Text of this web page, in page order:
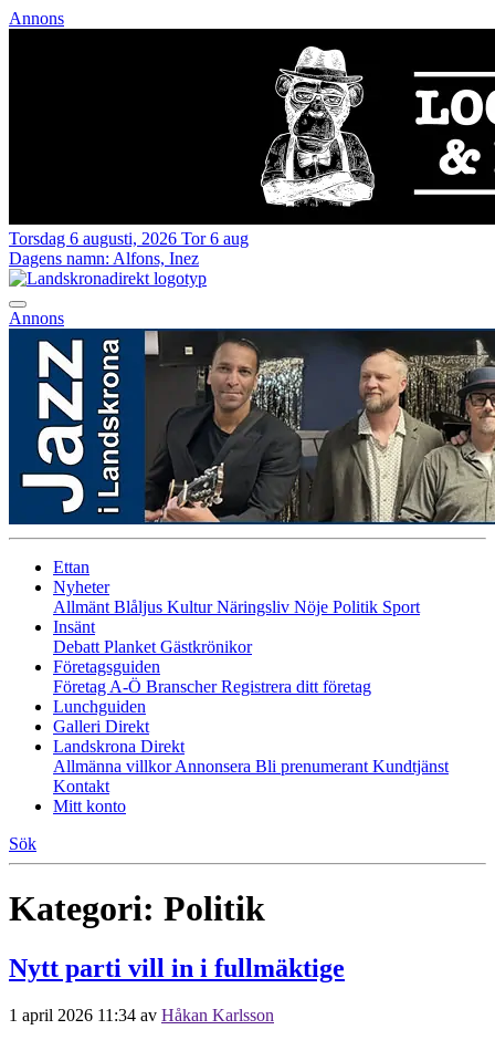
Annons
Torsdag 6 augusti, 2026 Tor 6 aug
Dagens namn: Alfons, Inez
Annons
Ettan
Nyheter
Allmänt Blåljus KulturNäringsliv Nöje Politik Sport
Insänt
Debatt Planket Gästkrönikor
Företagsguiden
Företag A-Ö BranscherRegistrera ditt företag
Lunchguiden
Galleri Direkt
Landskrona Direkt
Allmänna villkorAnnonsera Bli prenumerant Kundtjänst
Kontakt
Mitt konto
Sök
Kategori: Politik
Nytt parti vill in i fullmäktige
1 april 2026 11:34 av Håkan Karlsson